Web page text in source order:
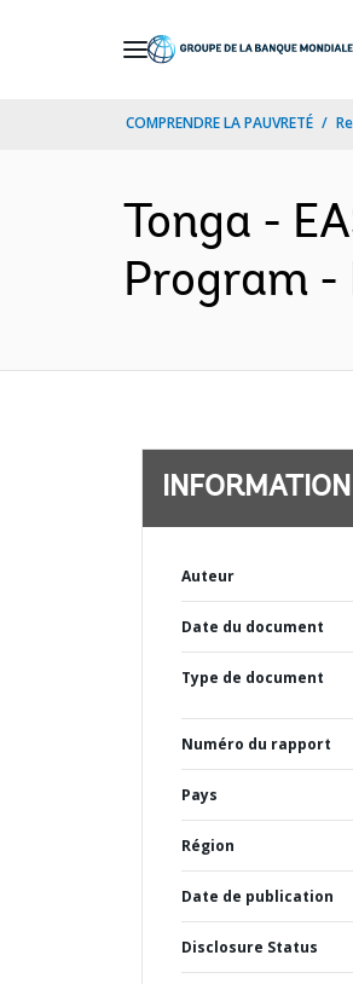
COMPRENDRE LA PAUVRETÉ
Tonga -
Program -
INFORMATION
Auteur
Date du document
Type de document
Numéro du rapport
Pays
Région
Date de publication
Disclosure Status